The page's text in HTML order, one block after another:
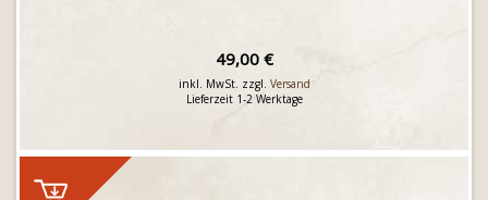
49,00 €
inkl. MwSt. zzgl. Versand
Lieferzeit 1-2 Werktage